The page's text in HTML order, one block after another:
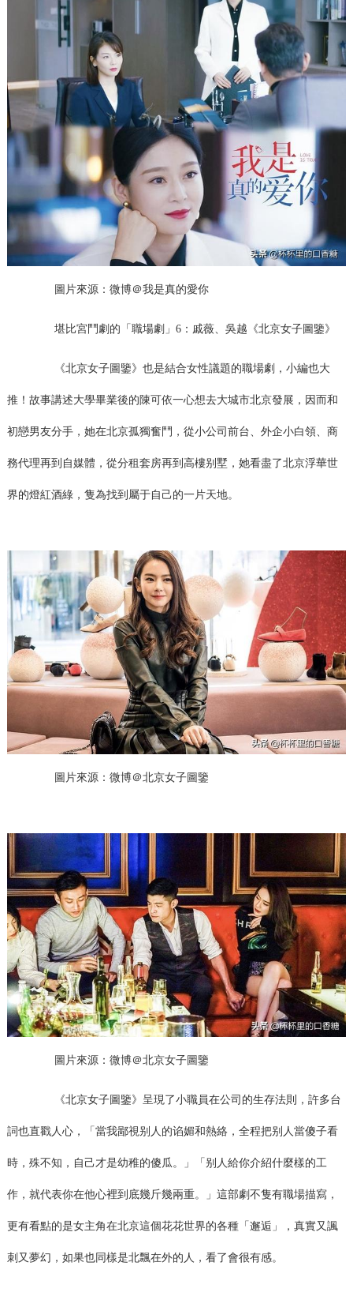
圖片來源：微博＠我是真的愛你
堪比宮鬥劇的「職場劇」6：戚薇、吳越《北京女子圖鑒》
《北京女子圖鑒》也是結合女性議題的職場劇，小編也大
推！故事講述大學畢業後的陳可依一心想去大城市北京發展，因而和
初戀男友分手，她在北京孤獨奮鬥，從小公司前台、外企小白領、商
務代理再到自媒體，從分租套房再到高樓别墅，她看盡了北京浮華世
界的燈紅酒綠，隻為找到屬于自己的一片天地。
圖片來源：微博＠北京女子圖鑒
圖片來源：微博＠北京女子圖鑒
《北京女子圖鑒》呈現了小職員在公司的生存法則，許多台
詞也直戳人心，「當我鄙視别人的谄媚和熱絡，全程把别人當傻子看
時，殊不知，自己才是幼稚的傻瓜。」「别人給你介紹什麼樣的工
作，就代表你在他心裡到底幾斤幾兩重。」這部劇不隻有職場描寫，
更有看點的是女主角在北京這個花花世界的各種「邂逅」，真實又諷
刺又夢幻，如果也同樣是北飄在外的人，看了會很有感。